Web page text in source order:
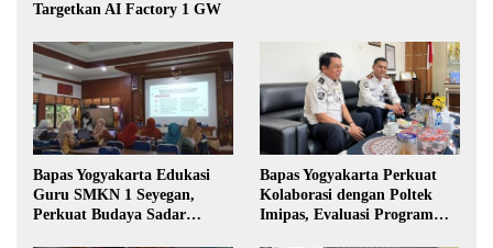
Targetkan AI Factory 1 GW
Bapas Yogyakarta Edukasi
Guru SMKN 1 Seyegan,
Perkuat Budaya Sadar
Bapas Yogyakarta Perkuat
Kolaborasi dengan Poltek
Imipas, Evaluasi Program